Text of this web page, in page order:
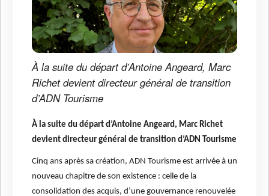
À la suite du départ d’Antoine Angeard, Marc
Richet devient directeur général de transition
d’ADN Tourisme
À la suite du départ d’Antoine Angeard, Marc Richet
devient directeur général de transition d’ADN Tourisme
Cinq ans après sa création, ADN Tourisme est arrivée à un
nouveau chapitre de son existence : celle de la
consolidation des acquis, d’une gouvernance renouvelée